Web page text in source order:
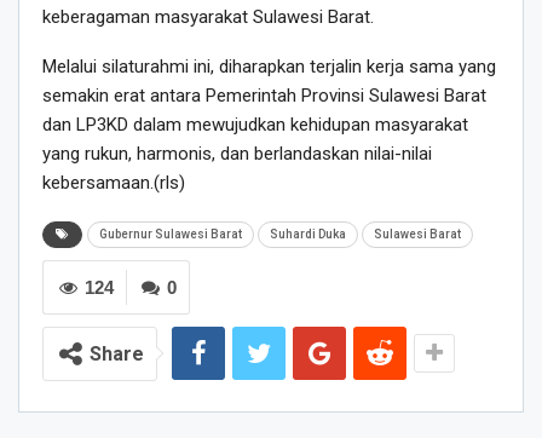
keberagaman masyarakat Sulawesi Barat.
Melalui silaturahmi ini, diharapkan terjalin kerja sama yang
semakin erat antara Pemerintah Provinsi Sulawesi Barat
dan LP3KD dalam mewujudkan kehidupan masyarakat
yang rukun, harmonis, dan berlandaskan nilai-nilai
kebersamaan.(rls)
Gubernur Sulawesi Barat Suhardi Duka Sulawesi Barat
0
124
Share